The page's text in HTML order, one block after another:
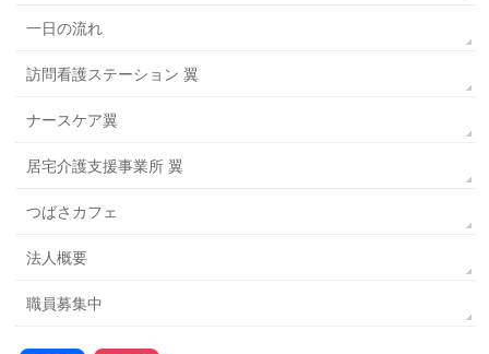
一日の流れ
訪問看護ステーション 翼
ナースケア翼
居宅介護支援事業所 翼
つばさカフェ
法人概要
職員募集中